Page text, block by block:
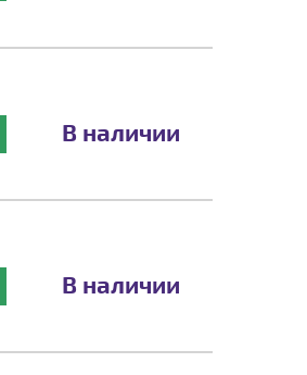
В наличии
В наличии